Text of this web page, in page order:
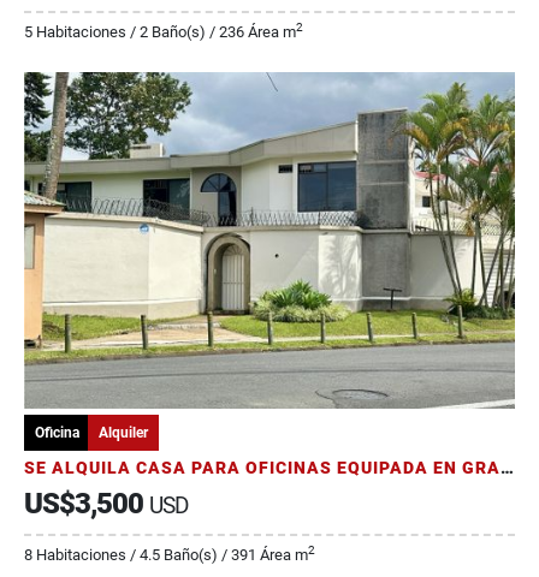
5 Habitaciones / 2 Baño(s) / 236 Área m2
Oficina Alquiler
SE ALQUILA CASA PARA OFICINAS EQUIPADA EN GRANADILLA, CURRIDABAT (JK)
US$3,500 USD
8 Habitaciones / 4.5 Baño(s) / 391 Área m2